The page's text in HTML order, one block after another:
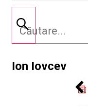
Ion Iovcev